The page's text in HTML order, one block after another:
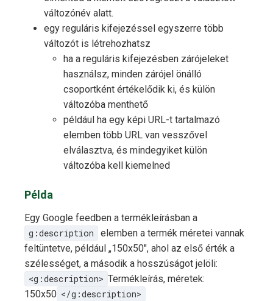
változónév alatt.
egy reguláris kifejezéssel egyszerre több
változót is létrehozhatsz
ha a reguláris kifejezésben zárójeleket
használsz, minden zárójel önálló
csoportként értékelődik ki, és külön
változóba menthető
például ha egy képi URL-t tartalmazó
elemben több URL van vesszővel
elválasztva, és mindegyiket külön
változóba kell kiemelned
Példa
Egy Google feedben a termékleírásban a
g:description
elemben a termék méretei vannak
feltüntetve, például „150x50", ahol az első érték a
szélességet, a második a hosszúságot jelöli:
<g:description> Termékleírás, méretek:
150x50 </g:description>